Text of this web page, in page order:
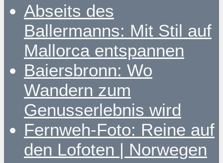
Abseits des
Ballermanns: Mit Stil auf
Mallorca entspannen
Baiersbronn: Wo
Wandern zum
Genusserlebnis wird
Fernweh-Foto: Reine auf
den Lofoten | Norwegen